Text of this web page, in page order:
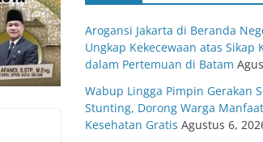
Arogansi Jakarta di Beranda
Ungkap Kekecewaan atas Sikap
dalam Pertemuan di Batam
Wabup Lingga Pimpin Gerakan
Stunting, Dorong Warga
Kesehatan Gratis Agustus 6,